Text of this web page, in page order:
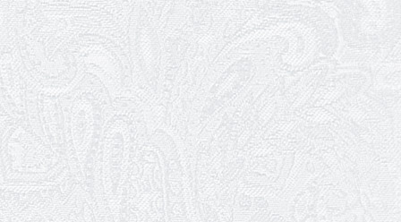
кого?»
09.05.2026
Ювілей Олександра Ланге
08.05.2026
Відновлення мюзиклу «Ханум»
06.05.2026
Вітаємо з прем'єрою у виставі «Два
кольори однієї долі» Катерину Мись!